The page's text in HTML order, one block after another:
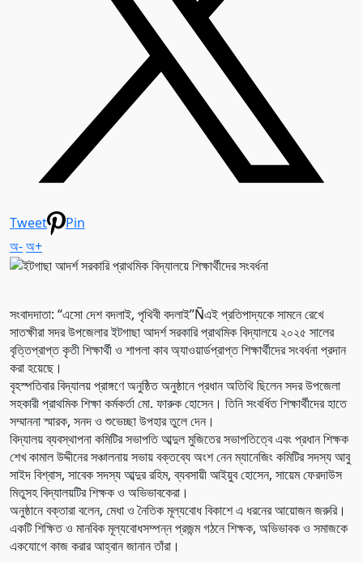
Tweet
Pin
অ-অ+
সংবাদদাতা: “এসো দেশ বদলাই, পৃথিবী বদলাই”Ñএই প্রতিপাদ্যকে সামনে রেখে
সাতক্ষীরা সদর উপজেলার ইটগাছা আদর্শ সরকারি প্রাথমিক বিদ্যালয়ে ২০২৫ সালের
বৃত্তিপ্রাপ্ত কৃতী শিক্ষার্থী ও শাপলা কাব অ্যাওয়ার্ডপ্রাপ্ত শিক্ষার্থীদের সংবর্ধনা প্রদান
করা হয়েছে।
বৃহস্পতিবার বিদ্যালয় প্রাঙ্গণে অনুষ্ঠিত অনুষ্ঠানে প্রধান অতিথি ছিলেন সদর উপজেলা
সহকারী প্রাথমিক শিক্ষা কর্মকর্তা মো. ফারুক হোসেন। তিনি সংবর্ধিত শিক্ষার্থীদের হাতে
সম্মাননা স্মারক, সনদ ও শুভেচ্ছা উপহার তুলে দেন।
বিদ্যালয় ব্যবস্থাপনা কমিটির সভাপতি আব্দুল মুজিতের সভাপতিত্বে এবং প্রধান শিক্ষক
শেখ কামাল উদ্দীনের সঞ্চালনায় সভায় বক্তব্যে অংশ নেন ম্যানেজিং কমিটির সদস্য আবু
সাইদ বিশ্বাস, সাবেক সদস্য আব্দুর রহিম, ব্যবসায়ী আইয়ুব হোসেন, সায়েম ফেরদাউস
মিতুসহ বিদ্যালয়টির শিক্ষক ও অভিভাবকেরা।
অনুষ্ঠানে বক্তারা বলেন, মেধা ও নৈতিক মূল্যবোধ বিকাশে এ ধরনের আয়োজন জরুরি।
একটি শিক্ষিত ও মানবিক মূল্যবোধসম্পন্ন প্রজন্ম গঠনে শিক্ষক, অভিভাবক ও সমাজকে
একযোগে কাজ করার আহ্বান জানান তাঁরা।